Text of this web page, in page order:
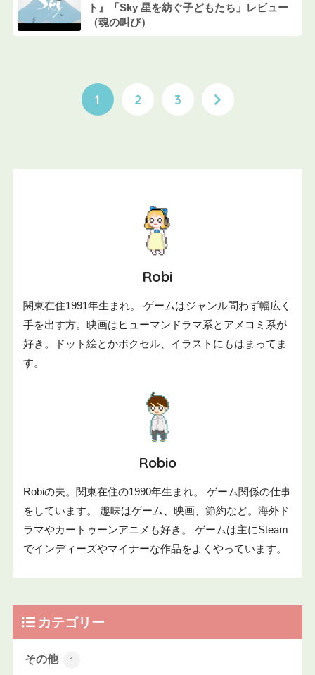
ト』「Sky 星を紡ぐ子どもたち」レビュー
（魂の叫び）
1 2 3
Robi
関東在住1991年生まれ。 ゲームはジャンル問わず幅広く
手を出す方。映画はヒューマンドラマ系とアメコミ系が
好き。ドット絵とかボクセル、イラストにもはまってま
す。
Robio
Robiの夫。関東在住の1990年生まれ。 ゲーム関係の仕事
をしています。 趣味はゲーム、映画、節約など。海外ド
ラマやカートゥーンアニメも好き。 ゲームは主にSteam
でインディーズやマイナーな作品をよくやっています。
カテゴリー
その他 1